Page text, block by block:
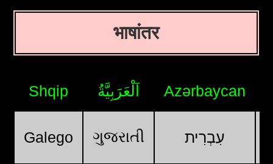
भाषांतर
Shqip اَلْعَرَبِيَّةُ Azərbaycan
Galego ગુજરાતી עִבְרִית